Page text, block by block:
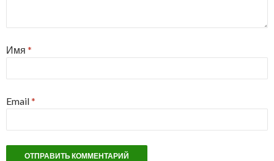
Имя *
Email*